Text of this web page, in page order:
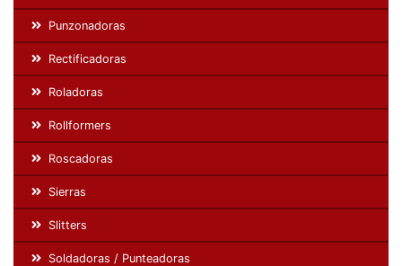
Punzonadoras
Rectificadoras
Roladoras
Rollformers
Roscadoras
Sierras
Slitters
Soldadoras / Punteadoras